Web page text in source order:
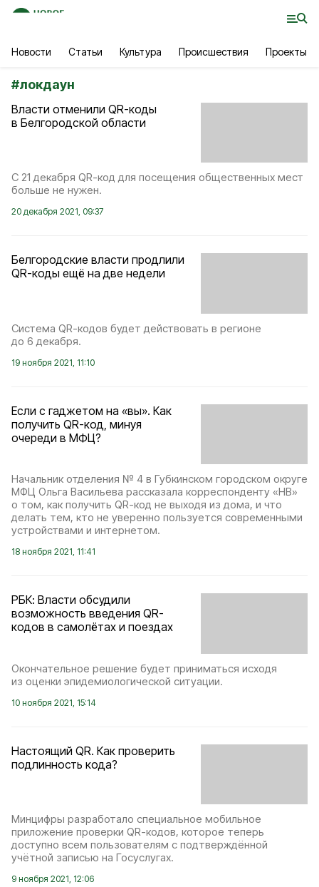
Новости Статьи Культура Происшествия Проекты
#локдаун
Власти отменили QR-коды
в Белгородской области
С 21 декабря QR-код для посещения общественных мест
больше не нужен.
20 декабря 2021, 09:37
Белгородские власти продлили
QR-коды ещё на две недели
Система QR-кодов будет действовать в регионе
до 6 декабря.
19 ноября 2021, 11:10
Если с гаджетом на «вы». Как
получить QR-код, минуя
очереди в МФЦ?
Начальник отделения № 4 в Губкинском городском округе
МФЦ Ольга Васильева рассказала корреспонденту «НВ»
о том, как получить QR-код не выходя из дома, и что
делать тем, кто не уверенно пользуется современными
устройствами и интернетом.
18 ноября 2021, 11:41
РБК: Власти обсудили
возможность введения QR-
кодов в самолётах и поездах
Окончательное решение будет приниматься исходя
из оценки эпидемиологической ситуации.
10 ноября 2021, 15:14
Настоящий QR. Как проверить
подлинность кода?
Минцифры разработало специальное мобильное
приложение проверки QR-кодов, которое теперь
доступно всем пользователям с подтверждённой
учётной записью на Госуслугах.
9 ноября 2021, 12:06